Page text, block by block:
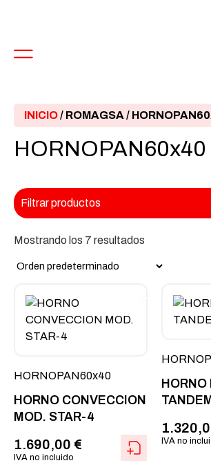
INICIO/ ROMAGSA /
HORNOPAN60x40
Filtrar productos
Mostrando los 7 resultados
HORNOPAN60x40
HORNO CONVECCION
MOD. STAR-4
1.690,00 €
IVA no incluido
HORNO
IVA no